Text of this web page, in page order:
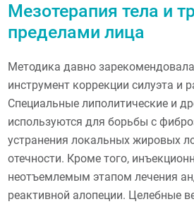
Мезотерапия тела и
пределами лица
Методика давно
инструмент коррекции силуэта и
Специальные липолитические и
используются для борьбы с
устранения локальных жировых
отечности. Кроме того,
неотъемлемым этапом лечения
реактивной алопеции. Целебные